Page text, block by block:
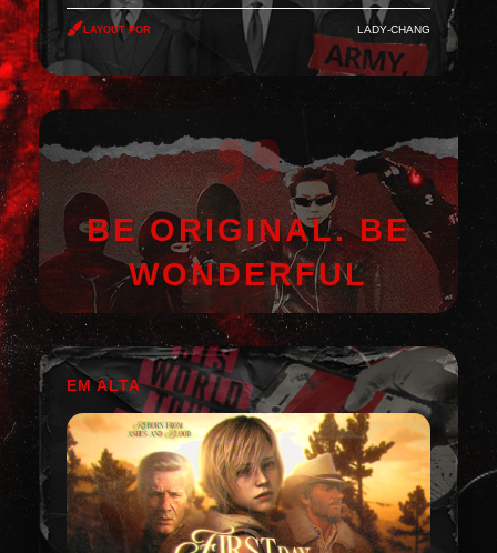
Layout por Lady-Chang
BE ORIGINAL. BE
WONDERFUL
EM ALTA